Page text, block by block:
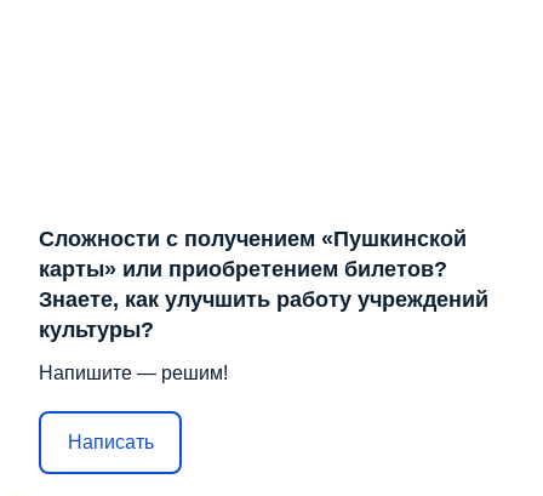
Сложности с получением «Пушкинской
карты» или приобретением билетов?
Знаете, как улучшить работу учреждений
культуры?
Напишите — решим!
Написать